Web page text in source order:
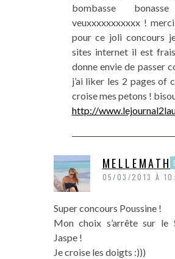
bombasse
veuxxxxxxxxxxx !
pour ce joli concours
sites internet il est
donne envie de passer
j’ai liker les 2 pages of
croise mes petons !
http://
05/03/2013 À
Super concours Poussine !
Mon choix s’arrête sur le
Jaspe !
Je croise les doigts :)))